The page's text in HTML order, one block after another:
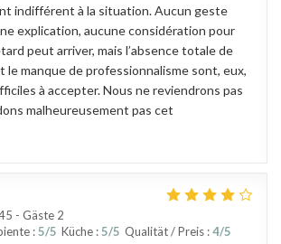
indifférent à la situation. Aucun geste
explication, aucune considération pour
peut arriver, mais l’absence totale de
le manque de professionnalisme sont, eux,
à accepter. Nous ne reviendrons pas
malheureusement pas cet
- Gäste 2
:5/5 Küche :5/5 Qualität / Preis :4/5